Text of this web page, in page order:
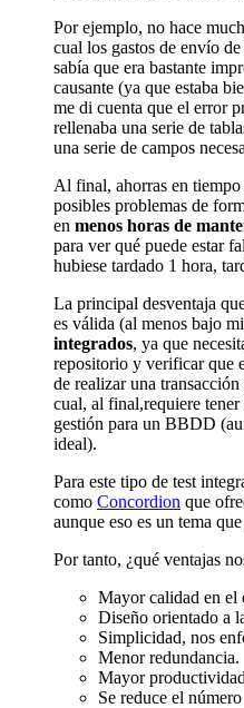
Por ejemplo, no hace
cual los gastos de envío
sabía que era bastante
causante (ya que estaba
me di cuenta que el error
rellenaba una serie de
una serie de campos
Al final, ahorras en tiempo
posibles problemas de
en menos horas de
para ver qué puede estar
hubiese tardado 1 hora,
La principal desventaja
es válida (al menos bajo
integrados, ya que
repositorio y verificar que
de realizar una
cual, al final,requiere
gestión para un BBDD
ideal).
Para este tipo de test
como Concordion que
aunque eso es un tema
Por tanto, ¿qué ventajas
Mayor calidad en el
Diseño orientado a
Simplicidad, nos
Menor redundancia.
Mayor
Se reduce el